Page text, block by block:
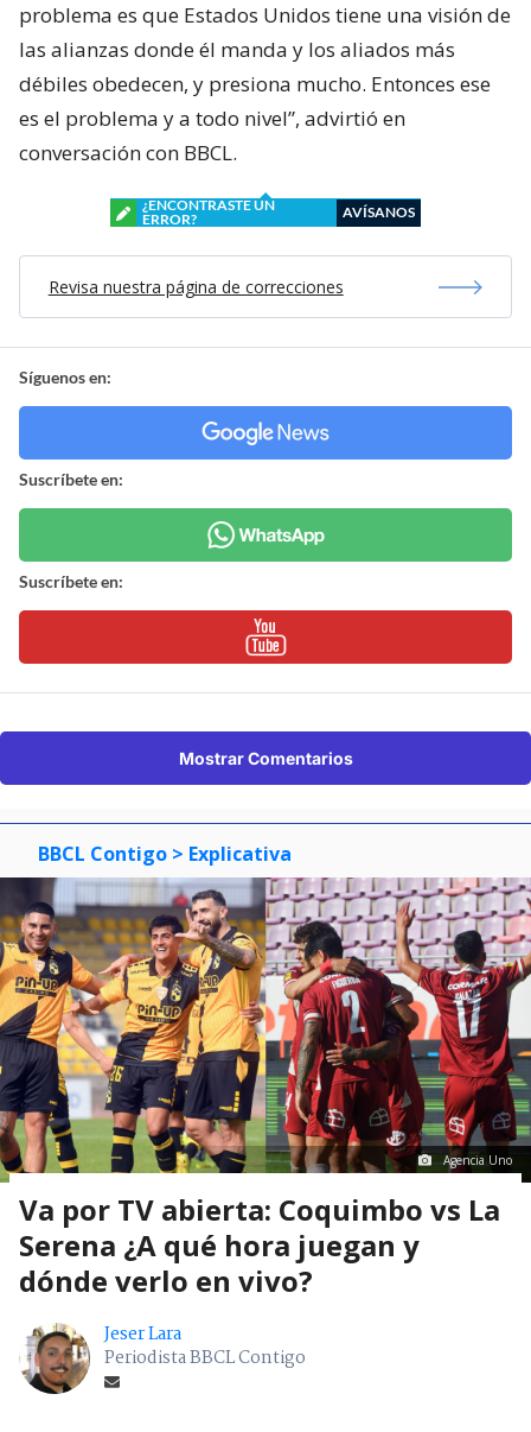
problema es que Estados Unidos tiene una visión de
las alianzas donde él manda y los aliados más
débiles obedecen, y presiona mucho. Entonces ese
es el problema y a todo nivel”, advirtió en
conversación con BBCL.
¿ENCONTRASTE UN
ERROR?
AVÍSANOS
Revisa nuestra página de correcciones
Síguenos en:
Suscríbete en:
Suscríbete en:
Mostrar Comentarios
BBCL Contigo > Explicativa
Agencia Uno
Va por TV abierta: Coquimbo vs La
Serena ¿A qué hora juegan y
dónde verlo en vivo?
Jeser Lara
Periodista BBCL Contigo